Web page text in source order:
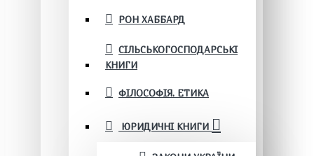
РОН ХАББАРД
СІЛЬСЬКОГОСПОДАРСЬКІ
КНИГИ
ФІЛОСОФІЯ. ЕТИКА
ЮРИДИЧНІ КНИГИ